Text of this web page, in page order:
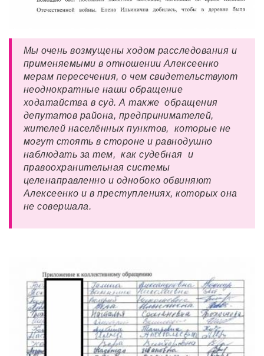
Мы очень возмущены ходом расследования и
применяемыми в отношении Алексеенко
мерам пересечения, о чем свидетельствуют
неоднократные наши обращение
ходатайства в суд. А также обращения
депутатов района, предпринимателей,
жителей населённых пунктов, которые не
могут стоять в стороне и равнодушно
наблюдать за тем, как судебная и
правоохранительная системы
целенаправленно и однобоко обвиняют
Алексеенко и в преступлениях, которых она
не совершала.